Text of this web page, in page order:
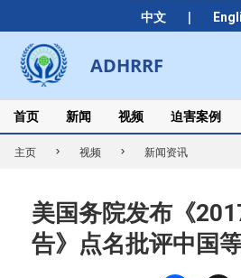
中文 |
to
content
ADHRRF
Secondary
Navigation
Menu
首页 新闻 视频 迫害案例
主页 视频 新闻资讯
美国务院发布《
告》点名批评中国